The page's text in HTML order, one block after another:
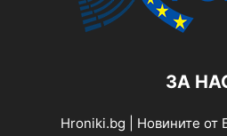
ЗА
Hroniki.bg | Новините от